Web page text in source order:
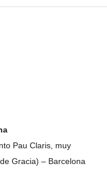
Pau Claris, muy
Gracia) – Barcelona